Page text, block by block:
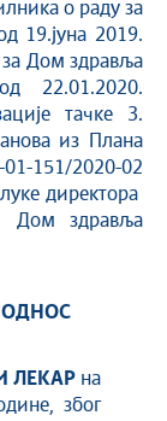
о раду за
19.јуна 2019.
за Дом здравља
22.01.2020.
тачке 3.
из Плана
01-151/2020-02
директора
Дом здравља
ОДНОС
ЛЕКАР на
због